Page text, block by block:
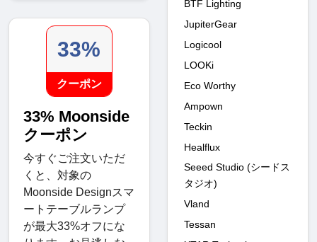
33%
クーポン
33% Moonside
クーポン
今すぐご注文いただ
くと、対象の
Moonside Designスマ
ートテーブルランプ
が最大33%オフにな
BTF Lighting
JupiterGear
Logicool
LOOKi
Eco Worthy
Ampown
Teckin
Healflux
Seeed Studio (シードス
タジオ)
Vland
Tessan